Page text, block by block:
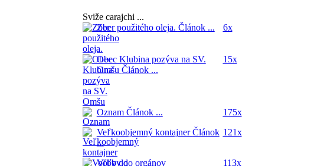
Sviže carajchi ...
Zber použitého oleja. Článok ... 6x
Obec Klubina pozýva na SV.
Omšu Článok ...
15x
Oznam Článok ...
175x
Veľkoobjemný kontajnerČlánok
...
121x
Voľby do orgánov
113x